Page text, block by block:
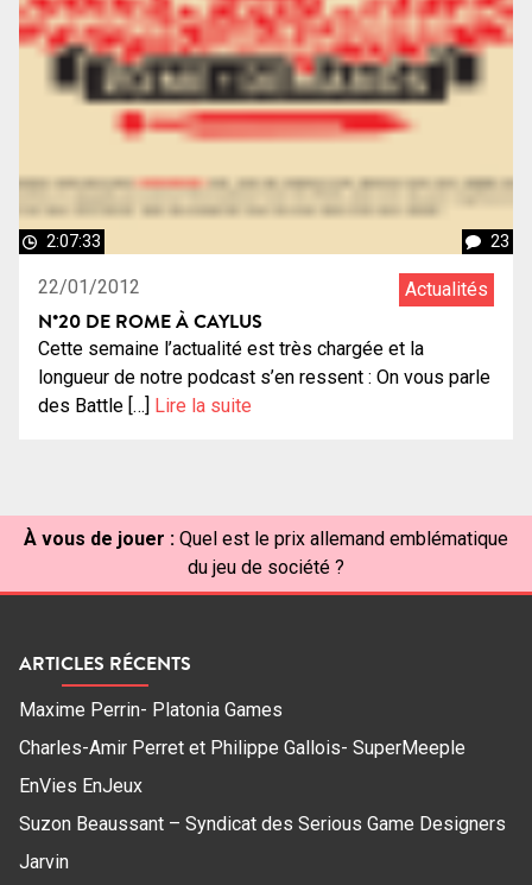
2:07:33 23
22/01/2012 Actualités
N°20 DE ROME À CAYLUS
Cette semaine l’actualité est très chargée et la
longueur de notre podcast s’en ressent : On vous parle
des Battle […] Lire la suite
À vous de jouer : Quel est le prix allemand emblématique
du jeu de société ?
ARTICLES RÉCENTS
Maxime Perrin- Platonia Games
Charles-Amir Perret et Philippe Gallois- SuperMeeple
EnVies EnJeux
Suzon Beaussant – Syndicat des Serious Game Designers
Jarvin